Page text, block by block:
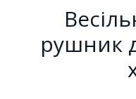
рушник